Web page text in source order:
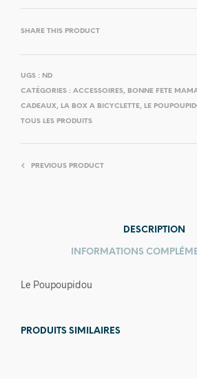
SHARE THIS PRODUCT
UGS : ND
CATÉGORIES : ACCESSOIRES, BONNE FETE
CADEAUX, LA BOX A BICYCLETTE, LE
TOUS LES PRODUITS
PREVIOUS PRODUCT
DESCRIPTION
INFORMATIONS
Le Poupoupidou
PRODUITS SIMILAIRES